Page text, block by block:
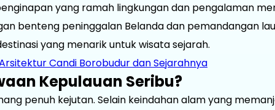
yang ramah lingkungan dan pengalaman
benteng peninggalan Belanda dan pemandangan
yang menarik untuk wisata sejarah.
Candi Borobudur dan Sejarahnya
Kepulauan Seribu?
penuh kejutan. Selain keindahan alam yang